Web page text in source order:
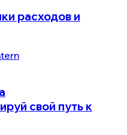
расходов и
свой путь к